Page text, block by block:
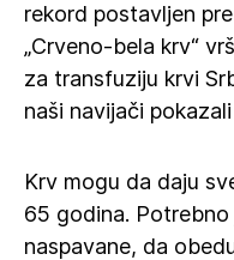
rekord postavljen
„Crveno-bela krv“
za transfuziju krvi
naši navijači
Krv mogu da daju
65 godina.
naspavane, da